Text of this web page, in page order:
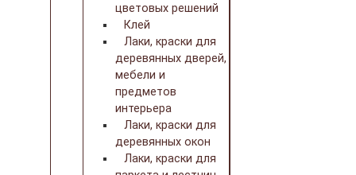
цветовых решений
Клей
Лаки, краски для
деревянных дверей,
мебели и
предметов
интерьера
Лаки, краски для
деревянных окон
Лаки, краски для